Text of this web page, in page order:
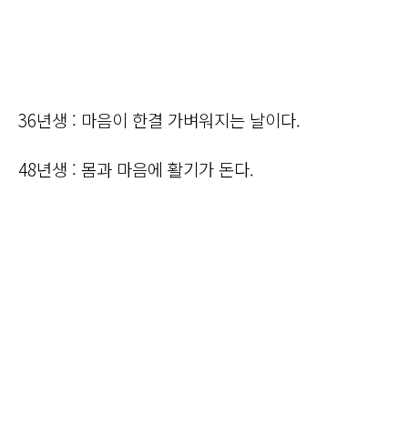
36년생 : 마음이 한결 가벼워지는 날이다.
48년생 : 몸과 마음에 활기가 돈다.